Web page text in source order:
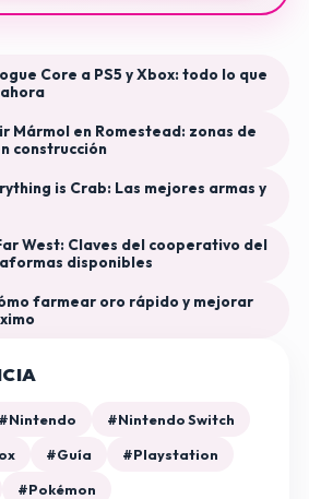
Core a PS5 y Xbox: todo lo que
Mármol en Romestead: zonas de
construcción
is Crab: Las mejores armas y
West: Claves del cooperativo del
disponibles
farmear oro rápido y mejorar
#Nintendo
#Nintendo Switch
#Guía
#Playstation
#Pokémon